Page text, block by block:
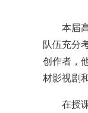
本届高
队伍充分
创作者，
材影视剧
在授课